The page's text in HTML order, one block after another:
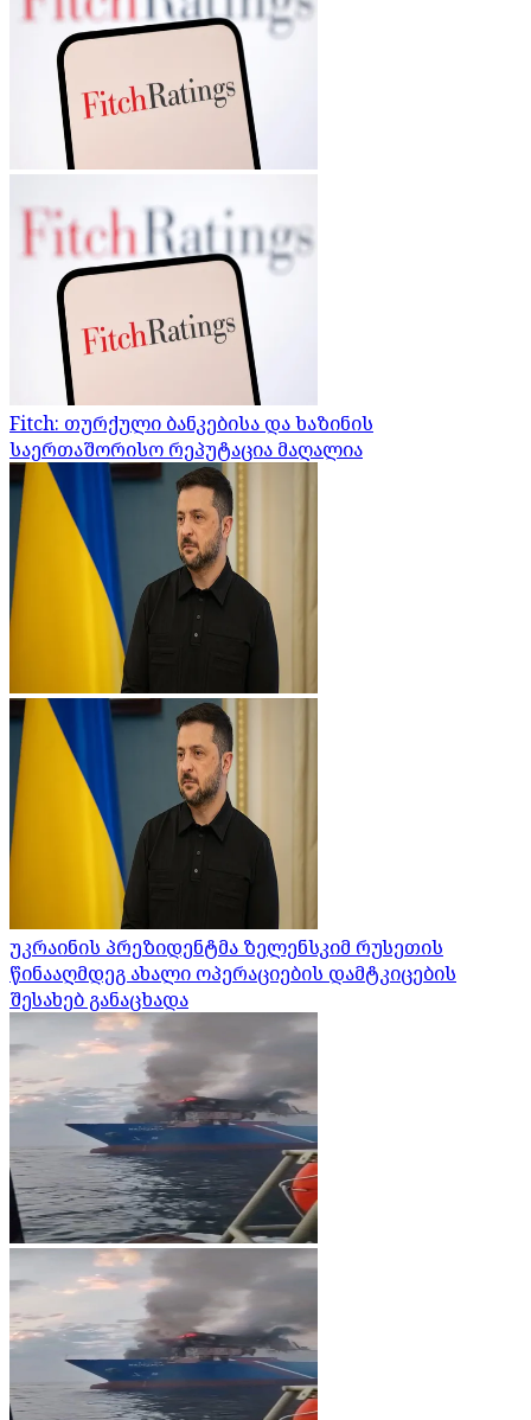
Fitch: თურქული ბანკებისა და ხაზინის
საერთაშორისო რეპუტაცია მაღალია
უკრაინის პრეზიდენტმა ზელენსკიმ რუსეთის
წინააღმდეგ ახალი ოპერაციების დამტკიცების
შესახებ განაცხადა